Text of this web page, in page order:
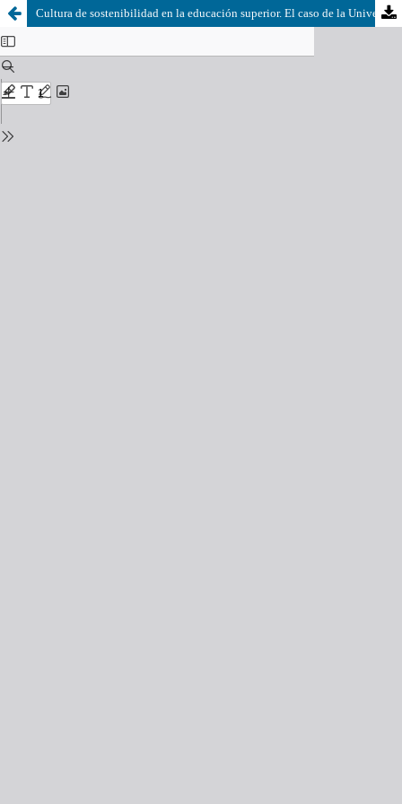
Cultura de sostenibilidad en la educación superior. El caso de la Universidad Popular de Chontalpa en Tabasco, México